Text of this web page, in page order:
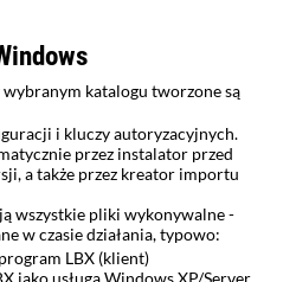
katalogu tworzone są
i kluczy autoryzacyjnych.
przez instalator przed
a także przez kreator importu
wszystkie pliki wykonywalne -
w czasie działania, typowo:
LBX (klient)